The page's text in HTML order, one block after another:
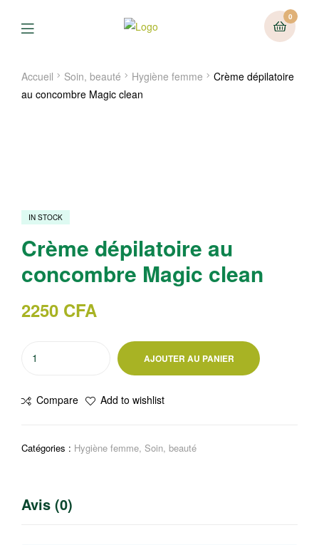
0
Menu
Accueil Soin, beauté Hygiène femme
Crème dépilatoire
au concombre Magic clean
IN STOCK
Crème dépilatoire au
concombre Magic clean
2250 CFA
dépilatoire
Magic
AJOUTER AU PANIER
Compare Add to wishlist
Catégories : Hygiène femme, Soin, beauté
Avis (0)